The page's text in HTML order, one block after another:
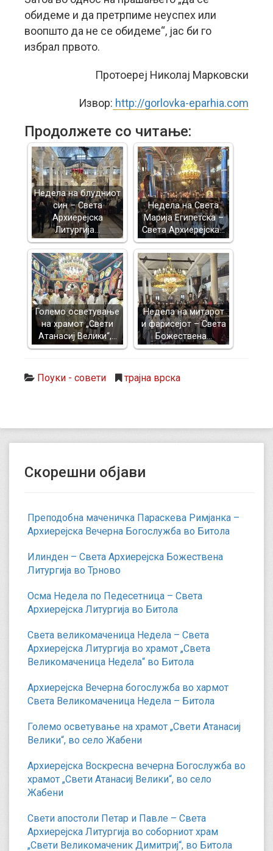
обидеме и да претрпиме неуспех или
воопшто да не се обидеме“, јас би го
избрал првото.
Протоереj Николаj Марковски
Извор: http://gorlovka-eparhia.com
Продолжете со читање:
Недела на блудниот
син – Света
Архиерејска
Литургија…
Недела на Света
Марија Египетска –
Света Архиерејска…
Големо осветување
на храмот „Свети
Атанасиј Велики“,…
Недела на митарот
и фарисејот – Светa
Божествена…
Поуки - совети трајна врска
Скорешни објави
Преподобна маченичка Параскева Римјанка –
Архиерејска Вечерна Богослужба во Битола
Илинден – Света Архиерејска Божествена
Литургија во Трново
Осма Недела по Педесетница – Света
Архиерејска Литургија во Битола
Света великомаченица Недела – Света
Архиерејска Литургија во храмот „Света
Великомаченица Недела“ во Битола
Архиерејска Вечерна богослужба во хармот
Света Великомаченица Недела – Битола
Големо осветување на храмот „Свети Атанасиј
Велики“, во село Жабени
Архиерејска Воскресна вечерна Богослужба во
храмот „Свети Атанасиј Велики“, во село
Жабени
Свети апостоли Петар и Павле – Света
Архиерејска Литургија во соборниот храм
„Свети Великомаченик Димитриј“, во Битола